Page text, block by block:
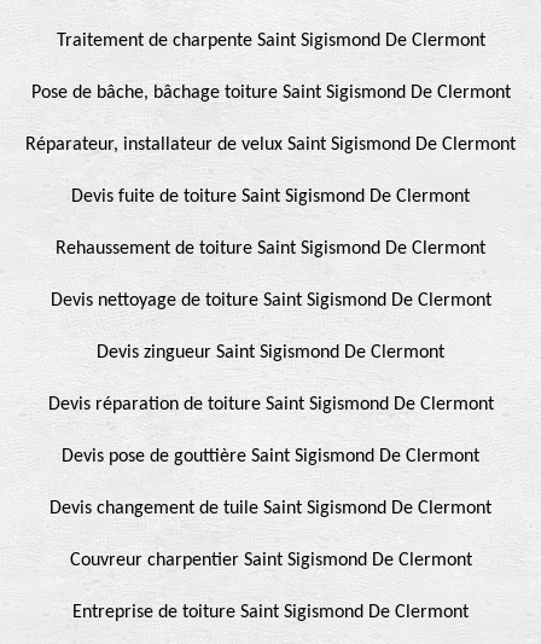
Traitement de charpente Saint Sigismond De Clermont
Pose de bâche, bâchage toiture Saint Sigismond De Clermont
Réparateur, installateur de velux Saint Sigismond De Clermont
Devis fuite de toiture Saint Sigismond De Clermont
Rehaussement de toiture Saint Sigismond De Clermont
Devis nettoyage de toiture Saint Sigismond De Clermont
Devis zingueur Saint Sigismond De Clermont
Devis réparation de toiture Saint Sigismond De Clermont
Devis pose de gouttière Saint Sigismond De Clermont
Devis changement de tuile Saint Sigismond De Clermont
Couvreur charpentier Saint Sigismond De Clermont
Entreprise de toiture Saint Sigismond De Clermont